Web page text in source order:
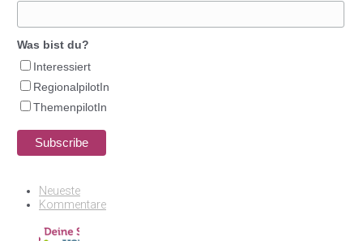
Was bist du?
Interessiert
RegionalpilotIn
ThemenpilotIn
Neueste
Kommentare